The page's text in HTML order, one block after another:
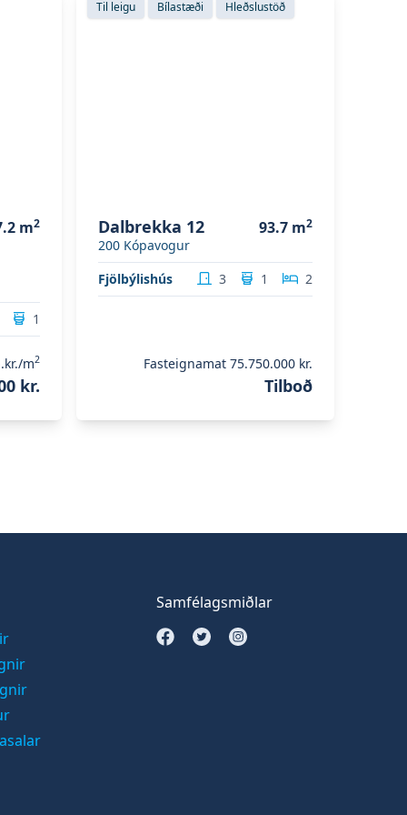
m2
1
m2
kr.
Til leigu Bílastæði Hleðslustöð
Dalbrekka 12
200 Kópavogur
93.7 m2
Fjölbýlishús 3 1 2
Fasteignamat 75.750.000 kr.
Tilboð
Samfélagsmiðlar
Opna Facebook síðu
Opna Twitter síðu
Opna Instagram síðu